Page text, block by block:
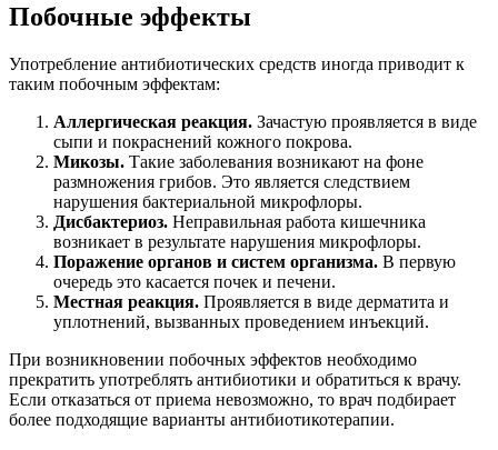
Побочные эффекты
Употребление антибиотических средств иногда приводит к
таким побочным эффектам:
Аллергическая реакция. Зачастую проявляется в виде
сыпи и покраснений кожного покрова.
Микозы. Такие заболевания возникают на фоне
размножения грибов. Это является следствием
нарушения бактериальной микрофлоры.
Дисбактериоз. Неправильная работа кишечника
возникает в результате нарушения микрофлоры.
Поражение органов и систем организма. В первую
очередь это касается почек и печени.
Местная реакция. Проявляется в виде дерматита и
уплотнений, вызванных проведением инъекций.
При возникновении побочных эффектов необходимо
прекратить употреблять антибиотики и обратиться к врачу.
Если отказаться от приема невозможно, то врач подбирает
более подходящие варианты антибиотикотерапии.